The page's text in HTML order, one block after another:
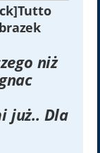
niż
już.. Dla